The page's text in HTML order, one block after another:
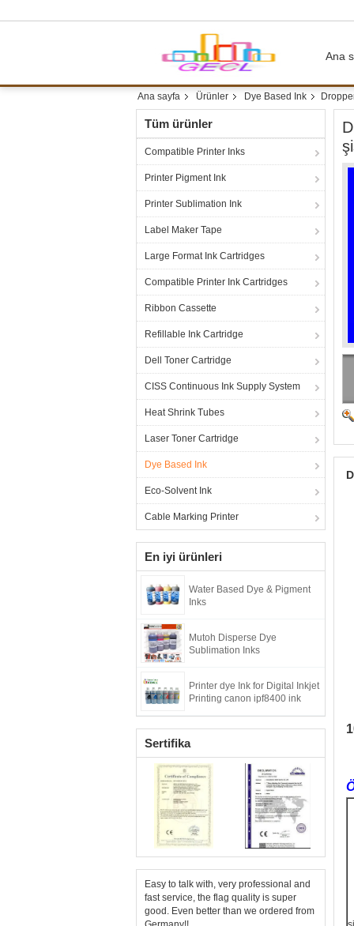
Ana
Ana sayfa Ürünler Dye Based Ink
Tüm ürünler
Compatible Printer Inks
Printer Pigment Ink
Printer Sublimation Ink
Label Maker Tape
Large Format Ink Cartridges
Compatible Printer Ink Cartridges
Ribbon Cassette
Refillable Ink Cartridge
Dell Toner Cartridge
CISS Continuous Ink Supply System
Heat Shrink Tubes
Laser Toner Cartridge
Dye Based Ink
Eco-Solvent Ink
Cable Marking Printer
En iyi ürünleri
Water Based Dye & Pigment
Inks
Mutoh Disperse Dye
Sublimation Inks
Printer dye Ink for Digital Inkjet
Printing canon ipf8400 ink
Sertifika
Easy to talk with, very professional and
fast service, the flag quality is super
good. Even better than we ordered from